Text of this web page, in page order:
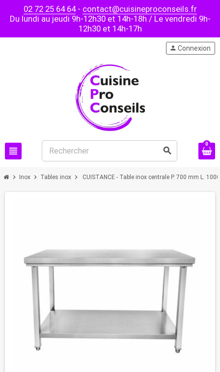
02 72 25 64 64- contact@cuisineproconseils.fr
Du lundi au jeudi 9h-12h30 et 14h-18h / Le vendredi 9h-
12h30 et 14h-17h
view_headline search
person Connexion
0
chevron_right Inox chevron_right Tables inox chevron_right CUISTANCE - Table inox centrale P. 700 mm L.